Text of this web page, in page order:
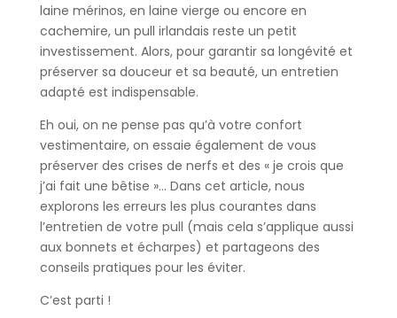
laine mérinos, en laine vierge ou encore en
cachemire, un pull irlandais reste un petit
investissement. Alors, pour garantir sa longévité et
préserver sa douceur et sa beauté, un entretien
adapté est indispensable.
Eh oui, on ne pense pas qu’à votre confort
vestimentaire, on essaie également de vous
préserver des crises de nerfs et des « je crois que
j’ai fait une bêtise »… Dans cet article, nous
explorons les erreurs les plus courantes dans
l’entretien de votre pull (mais cela s’applique aussi
aux bonnets et écharpes) et partageons des
conseils pratiques pour les éviter.
C’est parti !